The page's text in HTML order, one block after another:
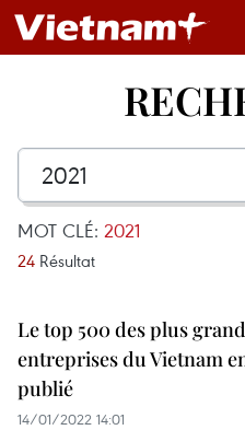
MOT CLÉ: 2021
24 Résultat
Le top 500 des plus
entreprises du Vietnam
publié
14/01/2022 14:01